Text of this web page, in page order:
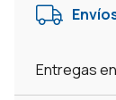
Cajones
Entregas